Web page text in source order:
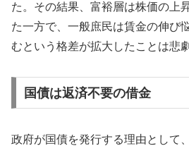
た。その結果、富裕層は株価の上
た一方で、一般庶民は賃金の伸び
むという格差が拡大したことは悲
国債は返済不要の借金
政府が国債を発行する理由として